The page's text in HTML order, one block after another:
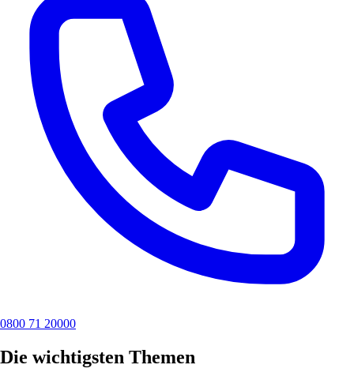
0800 71 20000
Die wichtigsten Themen